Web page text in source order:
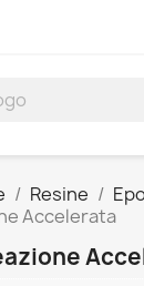
Resine
Accelerata